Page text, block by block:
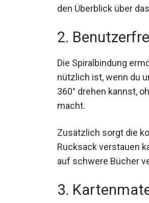
den Überblick über
2.
Die Spiralbindung
nützlich ist, wenn du
360° drehen kannst,
macht.
Zusätzlich sorgt die
Rucksack verstauen
auf schwere Bücher
3.